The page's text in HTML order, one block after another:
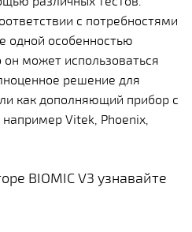
с потребностями
одной особенностью
он может использоваться
решение для
как дополняющий прибор с
Vitek, Phoenix,
BIOMIC V3 узнавайте